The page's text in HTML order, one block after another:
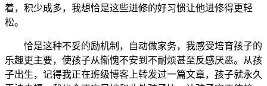
着，积少成多，我想恰是这些进修的好习惯让他进修得更轻
松。
恰是这种不妥的励机制，自动做家务，我感受培育孩子的
乐趣更主要，使孩子从惭愧不安到不耐烦甚至反感厌恶。从孩
子出生，记得我正在班级博客上转发过一篇文章，孩子就永久